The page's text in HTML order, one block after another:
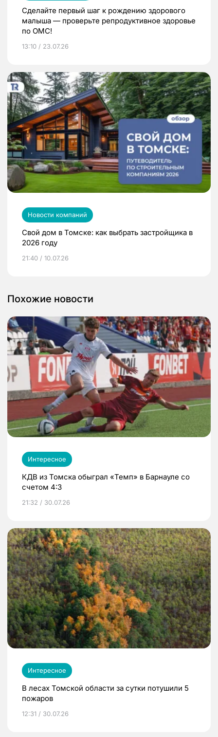
Сделайте первый шаг к рождению здорового
малыша — проверьте репродуктивное здоровье
по ОМС!
13:10 / 23.07.26
Новости компаний
Свой дом в Томске: как выбрать застройщика в
2026 году
21:40 / 10.07.26
Похожие новости
Интересное
КДВ из Томска обыграл «Темп» в Барнауле со
счетом 4:3
21:32 / 30.07.26
Интересное
В лесах Томской области за сутки потушили 5
пожаров
12:31 / 30.07.26